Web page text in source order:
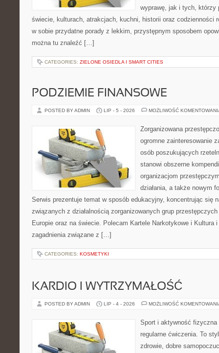
wyprawę, jak i tych, którzy
świecie, kulturach, atrakcjach, kuchni, historii oraz codzienności
w sobie przydatne porady z lekkim, przystępnym sposobem
można tu znaleźć […]
CATEGORIES: ZIELONE OSIEDLA I SMART CITIES
PODZIEMIE FINANSOWE
POSTED BY ADMIN LIP - 5 - 2026 MOŻLIWOŚĆ
Zorganizowana
ogromne zainteresowanie
osób poszukujących
stanowi obszerne
organizacjom
działania, a także nowym
Serwis prezentuje temat w sposób edukacyjny, koncentrując się
związanych z działalnością zorganizowanych grup
Europie oraz na świecie. Polecam Kartele Narkotykowe i Kultura
zagadnienia związane z […]
CATEGORIES: KOSMETYKI
KARDIO I WYTRZYMAŁOŚĆ
POSTED BY ADMIN LIP - 4 - 2026 MOŻLIWOŚĆ
Sport i aktywność
regularne ćwiczenia. To
zdrowie, dobre